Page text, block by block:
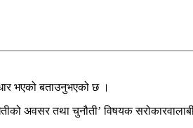
भएको बताउनुभएको छ ।
अवसर तथा चुनौती’ विषयक